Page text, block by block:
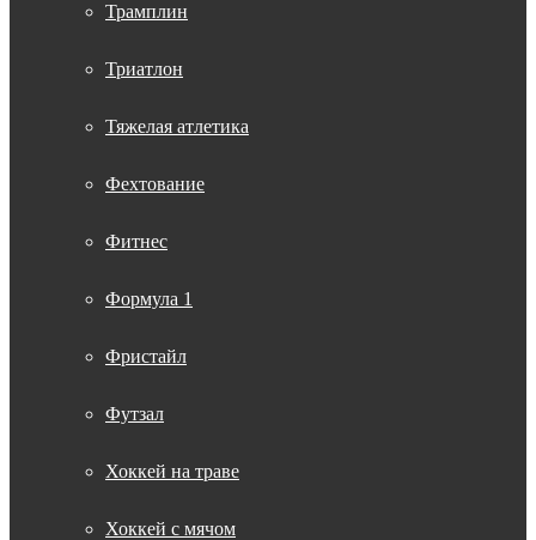
Трамплин
Триатлон
Тяжелая атлетика
Фехтование
Фитнес
Формула 1
Фристайл
Футзал
Хоккей на траве
Хоккей с мячом